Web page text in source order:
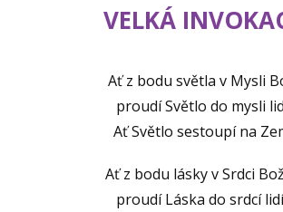
VELKÁ
Ať z bodu světla v Mysli
proudí Světlo do mysli
Ať Světlo sestoupí na
Ať z bodu lásky v Srdci
proudí Láska do srdcí